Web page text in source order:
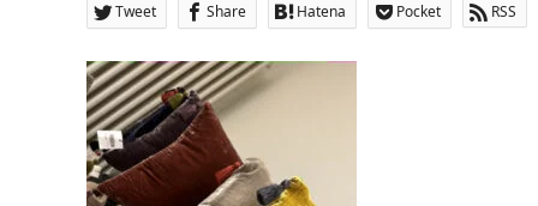
Tweet Share Hatena Pocket RSS